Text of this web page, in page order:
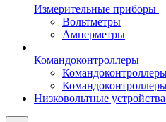
Измерительные приборы
Вольтметры
Амперметры
Командоконтроллеры
Низковольтные